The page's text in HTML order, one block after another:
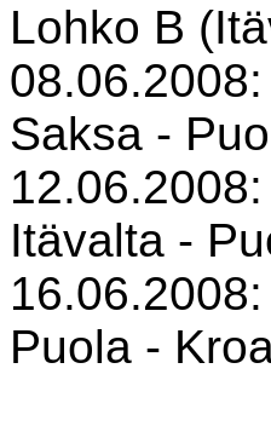
Lohko B
Saksa -
Itävalta -
Puola -